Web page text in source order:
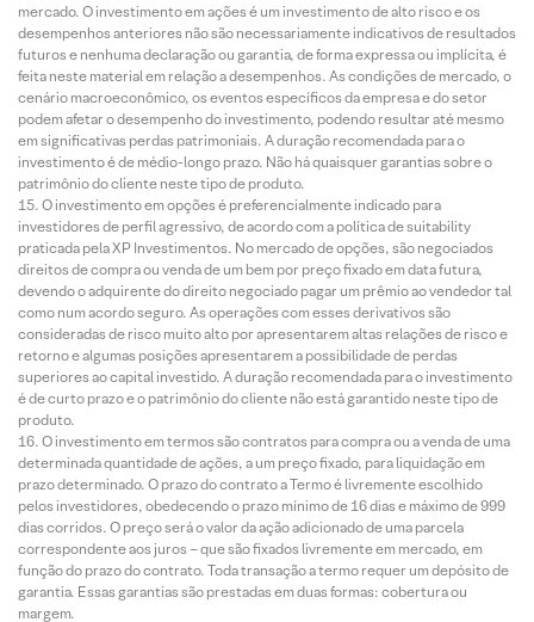
mercado. O investimento em ações é um investimento de alto risco e os
desempenhos anteriores não são necessariamente indicativos de resultados
futuros e nenhuma declaração ou garantia, de forma expressa ou implícita, é
feita neste material em relação a desempenhos. As condições de mercado, o
cenário macroeconômico, os eventos específicos da empresa e do setor
podem afetar o desempenho do investimento, podendo resultar até mesmo
em significativas perdas patrimoniais. A duração recomendada para o
investimento é de médio-longo prazo. Não há quaisquer garantias sobre o
patrimônio do cliente neste tipo de produto.
O investimento em opções é preferencialmente indicado para
investidores de perfil agressivo, de acordo com a política de suitability
praticada pela XP Investimentos. No mercado de opções, são negociados
direitos de compra ou venda de um bem por preço fixado em data futura,
devendo o adquirente do direito negociado pagar um prêmio ao vendedor tal
como num acordo seguro. As operações com esses derivativos são
consideradas de risco muito alto por apresentarem altas relações de risco e
retorno e algumas posições apresentarem a possibilidade de perdas
superiores ao capital investido. A duração recomendada para o investimento
é de curto prazo e o patrimônio do cliente não está garantido neste tipo de
produto.
O investimento em termos são contratos para compra ou a venda de uma
determinada quantidade de ações, a um preço fixado, para liquidação em
prazo determinado. O prazo do contrato a Termo é livremente escolhido
pelos investidores, obedecendo o prazo mínimo de 16 dias e máximo de 999
dias corridos. O preço será o valor da ação adicionado de uma parcela
correspondente aos juros – que são fixados livremente em mercado, em
função do prazo do contrato. Toda transação a termo requer um depósito de
garantia. Essas garantias são prestadas em duas formas: cobertura ou
margem.